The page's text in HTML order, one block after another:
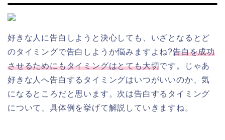
好きな人に告白しようと決心しても、いざとなるとど
のタイミングで告白しようか悩みますよね?告白を成功
させるためにもタイミングはとても大切です。じゃあ
好きな人へ告白するタイミングはいつがいいのか、気
になるところだと思います。次は告白するタイミング
について、具体例を挙げて解説していきますね。